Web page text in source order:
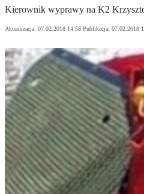
Kierownik wyprawy na K2
Aktualizacja: 07.02.2018 14:58 Publikacja: 07.02.2018